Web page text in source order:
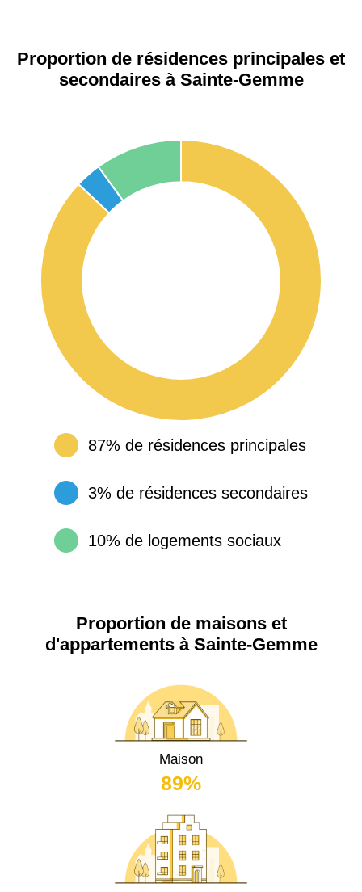
Proportion de résidences principales et
secondaires à Sainte-Gemme
87% de résidences principales
3% de résidences secondaires
10% de logements sociaux
Proportion de maisons et
d'appartements à Sainte-Gemme
Maison
89%